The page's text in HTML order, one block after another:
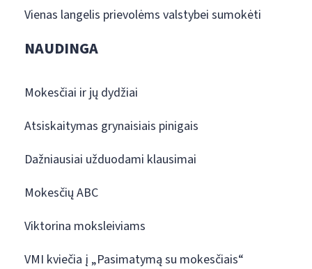
Vienas langelis prievolėms valstybei sumokėti
NAUDINGA
Mokesčiai ir jų dydžiai
Atsiskaitymas grynaisiais pinigais
Dažniausiai užduodami klausimai
Mokesčių ABC
Viktorina moksleiviams
VMI kviečia į „Pasimatymą su mokesčiais“